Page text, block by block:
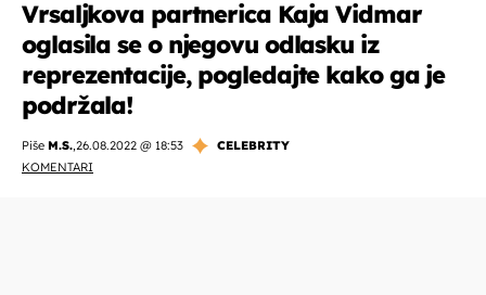
Vrsaljkova partnerica Kaja Vidmar
oglasila se o njegovu odlasku iz
reprezentacije, pogledajte kako ga je
podržala!
Piše M.S.,26.08.2022 @ 18:53
CELEBRITY
KOMENTARI